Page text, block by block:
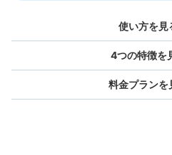
使い方を見
4つの特徴を
料金プランを